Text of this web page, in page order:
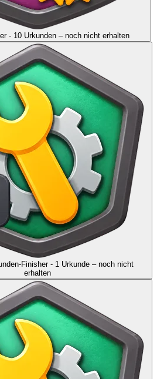
- 10 Urkunden – noch nicht erhalten
Finisher - 1 Urkunde – noch nicht
erhalten